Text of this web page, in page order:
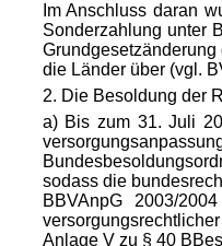
Im Anschluss daran
Sonderzahlung unter
die Länder über (vgl.
2. Die Besoldung der
a) Bis zum 31. Juli
sodass die
BBVAnpG 2003/
Anlage V zu § 40